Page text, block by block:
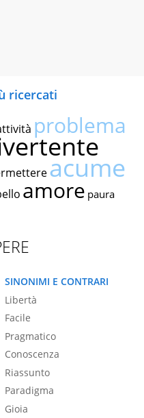
ricercati
problema
acume
amore paura
SINONIMI E CONTRARI
Libertà
Facile
Pragmatico
Conoscenza
Riassunto
Paradigma
Gioia